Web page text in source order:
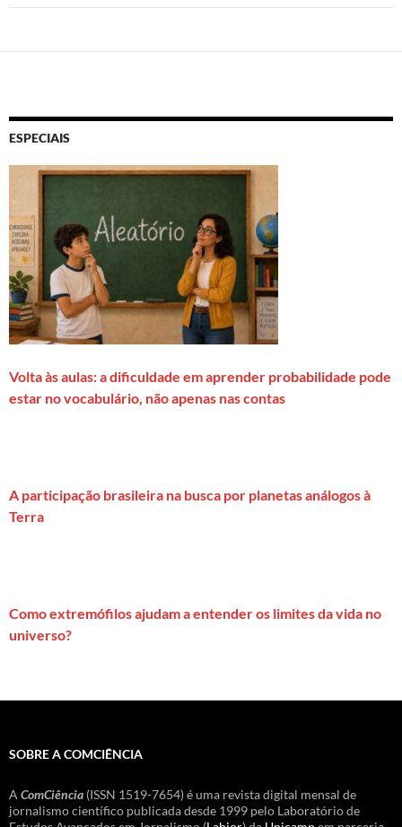
ESPECIAIS
Volta às aulas: a dificuldade em aprender probabilidade pode
estar no vocabulário, não apenas nas contas
A participação brasileira na busca por planetas análogos à
Terra
Como extremófilos ajudam a entender os limites da vida no
universo?
SOBRE A COMCIÊNCIA
A ComCiência (ISSN 1519-7654) é uma revista digital mensal de
jornalismo científico publicada desde 1999 pelo Laboratório de